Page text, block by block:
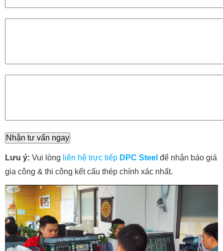
Lưu ý: Vui lòng liên hệ trực tiếp DPC Steel để nhận báo giá
gia công & thi công kết cấu thép chính xác nhất.